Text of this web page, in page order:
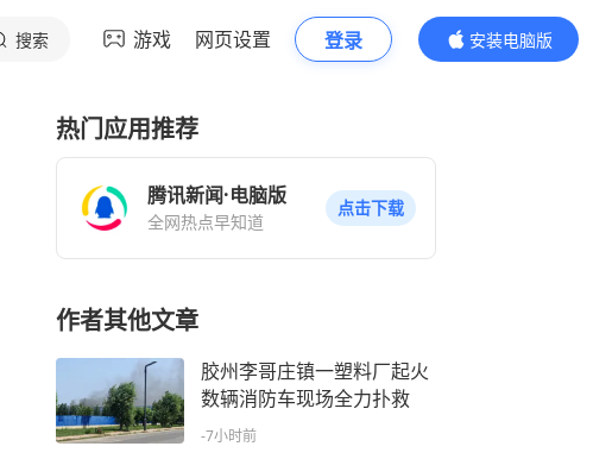
搜索 游戏 网页设置 登录
安装电脑版
内容更精彩
热门应用推荐
腾讯新闻·电脑版
全网热点早知道
点击下载
作者其他文章
胶州李哥庄镇一塑料厂起火
数辆消防车现场全力扑救
-7小时前